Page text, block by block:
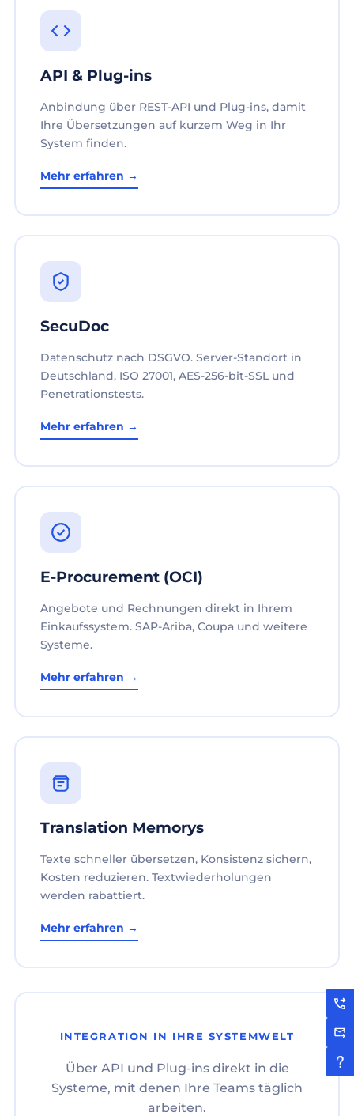
API & Plug-ins
Anbindung über REST-API und Plug-ins, damit
Ihre Übersetzungen auf kurzem Weg in Ihr
System finden.
Mehr erfahren →
SecuDoc
Datenschutz nach DSGVO. Server-Standort in
Deutschland, ISO 27001, AES-256-bit-SSL und
Penetrationstests.
Mehr erfahren →
E-Procurement (OCI)
Angebote und Rechnungen direkt in Ihrem
Einkaufssystem. SAP-Ariba, Coupa und weitere
Systeme.
Mehr erfahren →
Translation Memorys
Texte schneller übersetzen, Konsistenz sichern,
Kosten reduzieren. Textwiederholungen
werden rabattiert.
Mehr erfahren →
INTEGRATION IN IHRE SYSTEMWELT
Über API und Plug-ins direkt in die
Systeme, mit denen Ihre Teams täglich
arbeiten.